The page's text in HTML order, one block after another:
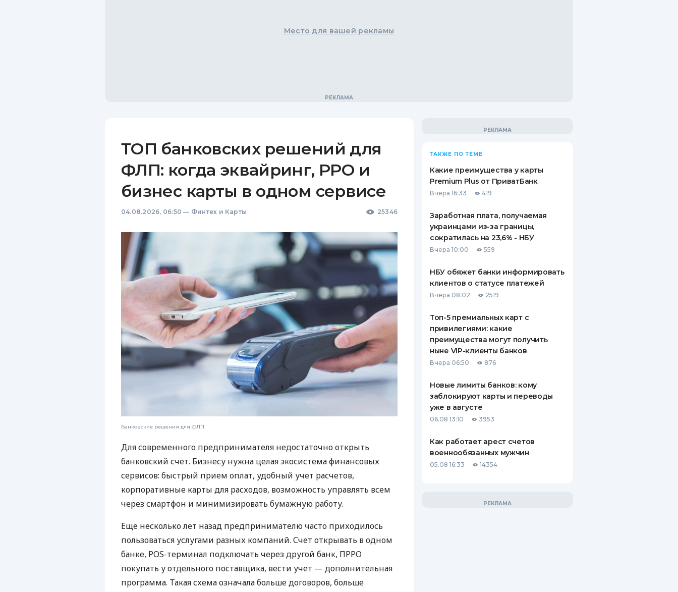
Место для вашей рекламы
ТОП банковских решений для
ФЛП: когда эквайринг, РРО и
бизнес карты в одном сервисе
04.08.2026, 06:50 — Финтех и Карты 25346
Банковские решения для ФЛП
Для современного предпринимателя недостаточно открыть
банковский счет. Бизнесу нужна целая экосистема финансовых
сервисов: быстрый прием оплат, удобный учет расчетов,
корпоративные карты для расходов, возможность управлять всем
через смартфон и минимизировать бумажную работу.
Еще несколько лет назад предпринимателю часто приходилось
пользоваться услугами разных компаний. Счет открывать в одном
банке, POS-терминал подключать через другой банк, ПРРО
покупать у отдельного поставщика, вести учет — дополнительная
программа. Такая схема означала больше договоров, больше
ТАКЖЕ ПО ТЕМЕ
Какие преимущества у карты
Premium Plus от ПриватБанк
Вчера 16:33 419
Заработная плата, получаемая
украинцами из-за границы,
сократилась на 23,6% - НБУ
Вчера 10:00 559
НБУ обяжет банки информировать
клиентов о статусе платежей
Вчера 08:02 2519
Топ-5 премиальных карт с
привилегиями: какие
преимущества могут получить
ныне VIP-клиенты банков
Вчера 06:50 876
Новые лимиты банков: кому
заблокируют карты и переводы
уже в августе
06.08 13:10 3953
Как работает арест счетов
военнообязанных мужчин
05.08 16:33 14354